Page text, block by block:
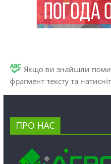
Якщо ви знайшли
фрагмент тексту та
ПРО НАС